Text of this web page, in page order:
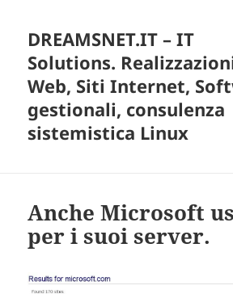
DREAMSNET.IT – IT
Solutions.
Web, Siti Internet,
gestionali, consulenza
sistemistica Linux
Anche Microsoft
per i suoi server.